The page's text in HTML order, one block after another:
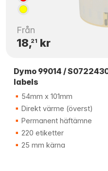
Från
18,21 kr
Dymo 99014 /
labels
54mm x 101mm
Direkt värme (överst)
Permanent häftämne
220 etiketter
25 mm kärna